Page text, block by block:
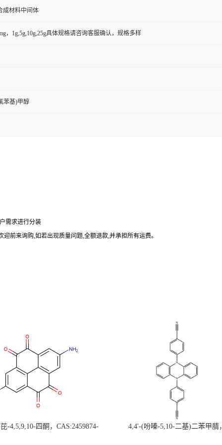
成材料中间体
，1g,5g,10g,25g具体规格请咨询客服确认，规格多样
苯基)甲醇
需求进行分装
迎前来询购,如若出现质量问题,全额退款,并承担所有运费。
-4,5,9,10-四酮，CAS:2459874-
4,4'-(吩嗪-5,10-二基)二苯甲腈